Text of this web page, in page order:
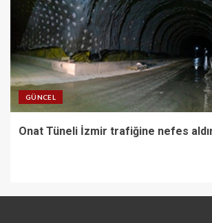
GÜNCEL
Onat Tüneli İzmir trafiğine nefes